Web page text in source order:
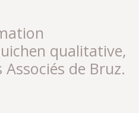
qualitative,
de Bruz.